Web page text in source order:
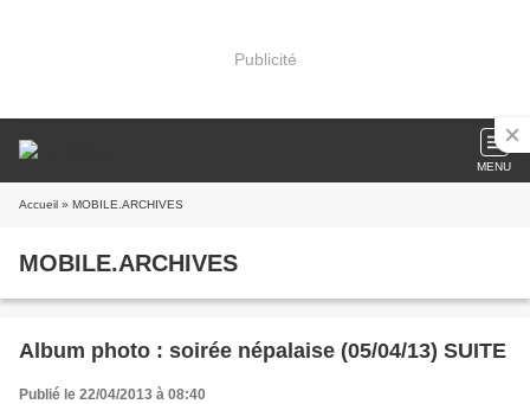
Publicité
MENU
Accueil » MOBILE.ARCHIVES
MOBILE.ARCHIVES
Album photo : soirée népalaise (05/04/13) SUITE
Publié le 22/04/2013 à 08:40